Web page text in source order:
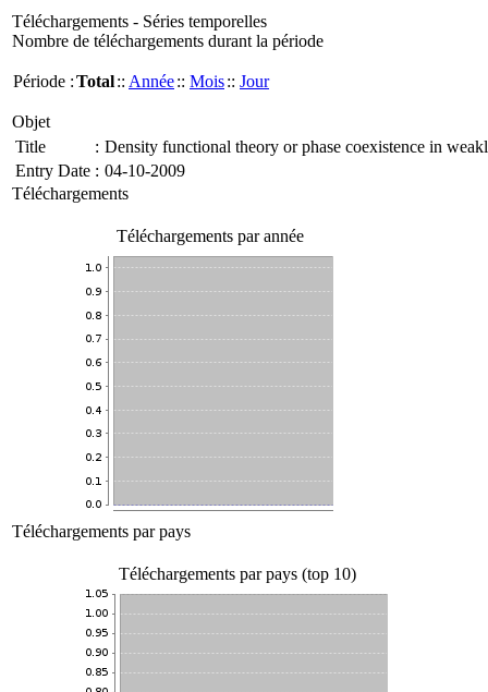
Téléchargements - Séries temporelles
Nombre de téléchargements durant la période
Période :Total:: Année:: Mois:: Jour
Objet
Title
: Density functional theory or phase coexistence in
Entry Date : 04-10-2009
Téléchargements
Téléchargements par année
Téléchargements par pays
Téléchargements par pays (top 10)